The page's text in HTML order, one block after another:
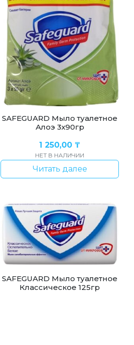
SAFEGUARD Мыло туалетное
Алоэ 3х90гр
1 250,00 ₸
НЕТ В НАЛИЧИИ
Читать далее
SAFEGUARD Мыло туалетное
Классическое 125гр